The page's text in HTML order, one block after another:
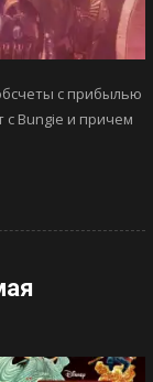
с прибылью
с Bungie и причем